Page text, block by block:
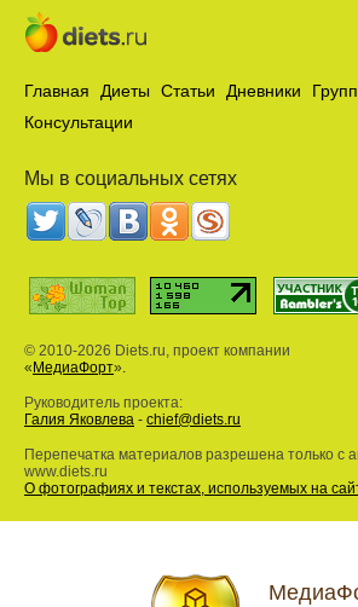
Главная Диеты Статьи Дневники
Консультации
Мы в социальных сетях
© 2010-2026 Diets.ru, проект компании
« МедиаФорт».
Руководитель проекта:
Галия Яковлева - chief@diets.ru
Перепечатка материалов разрешена только с
www.diets.ru
О фотографиях и текстах, используемых на